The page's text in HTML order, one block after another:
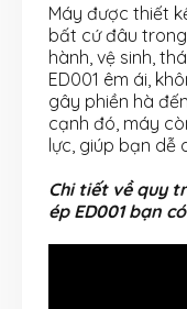
Máy được thiết
bất cứ đâu
hành, vệ sinh,
ED001 êm ái,
gây phiền hà
cạnh đó, máy
lực, giúp bạn dễ
Chi tiết về quy
ép ED001 bạn